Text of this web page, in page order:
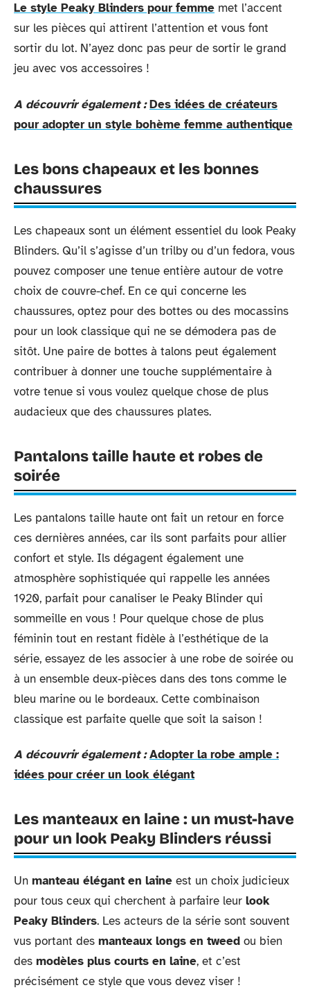
Le style Peaky Blinders pour femme met l’accent
sur les pièces qui attirent l’attention et vous font
sortir du lot. N’ayez donc pas peur de sortir le grand
jeu avec vos accessoires !
A découvrir également : Des idées de créateurs
pour adopter un style bohème femme authentique
Les bons chapeaux et les bonnes
chaussures
Les chapeaux sont un élément essentiel du look Peaky
Blinders. Qu’il s’agisse d’un trilby ou d’un fedora, vous
pouvez composer une tenue entière autour de votre
choix de couvre-chef. En ce qui concerne les
chaussures, optez pour des bottes ou des mocassins
pour un look classique qui ne se démodera pas de
sitôt. Une paire de bottes à talons peut également
contribuer à donner une touche supplémentaire à
votre tenue si vous voulez quelque chose de plus
audacieux que des chaussures plates.
Pantalons taille haute et robes de
soirée
Les pantalons taille haute ont fait un retour en force
ces dernières années, car ils sont parfaits pour allier
confort et style. Ils dégagent également une
atmosphère sophistiquée qui rappelle les années
1920, parfait pour canaliser le Peaky Blinder qui
sommeille en vous ! Pour quelque chose de plus
féminin tout en restant fidèle à l’esthétique de la
série, essayez de les associer à une robe de soirée ou
à un ensemble deux-pièces dans des tons comme le
bleu marine ou le bordeaux. Cette combinaison
classique est parfaite quelle que soit la saison !
A découvrir également : Adopter la robe ample :
idées pour créer un look élégant
Les manteaux en laine : un must-have
pour un look Peaky Blinders réussi
Un manteau élégant en laine est un choix judicieux
pour tous ceux qui cherchent à parfaire leur look
Peaky Blinders. Les acteurs de la série sont souvent
vus portant des manteaux longs en tweed ou bien
des modèles plus courts en laine, et c’est
précisément ce style que vous devez viser !